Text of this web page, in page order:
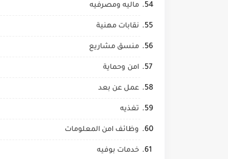
ماليه ومصرفيه
نقابات مهنية
منسق مشاريع
امن وحماية
عمل عن بعد
تغذيه
وظائف امن المعلومات
خدمات بوفيه